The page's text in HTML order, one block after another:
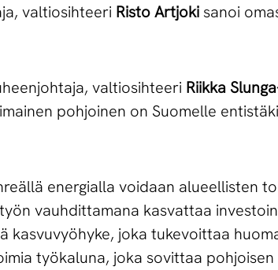
valtiosihteeri Risto Artjoki sanoi
valtiosihteeri Riikka
pohjoinen on Suomelle
energialla voidaan alueellisten
vauhdittamana kasvattaa
joka tukevoittaa
työkaluna, joka sovittaa